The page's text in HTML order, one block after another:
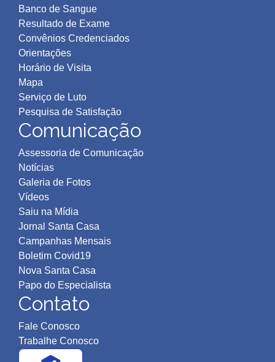
Banco de Sangue
Resultado de Exame
Convênios Credenciados
Orientações
Horário de Visita
Mapa
Serviço de Luto
Pesquisa de Satisfação
Comunicação
Assessoria de Comunicação
Notícias
Galeria de Fotos
Vídeos
Saiu na Mídia
Jornal Santa Casa
Campanhas Mensais
Boletim Covid19
Nova Santa Casa
Papo do Especialista
Contato
Fale Conosco
Trabalhe Conosco